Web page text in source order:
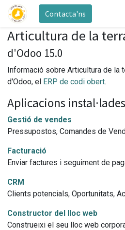
Contacta'ns
Articultura de la
d'Odoo 15.0
Informació sobre Articultura de la
d'Odoo, el ERP de codi obert.
Aplicacions instal·lades
Gestió de vendes
Pressupostos, Comandes de
Facturació
Enviar factures i seguiment de
CRM
Clients potencials, Oportunitats,
Constructor del lloc web
Construeixi el seu lloc web